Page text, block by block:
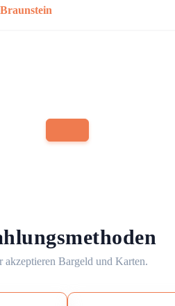
akzeptieren Bargeld und Karten.